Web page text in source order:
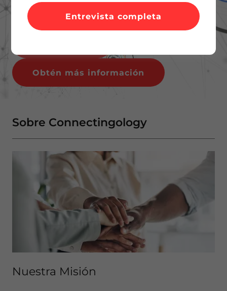
grandes empresas
Obtén más información
Sobre Connectingology
Nuestra Misión
Entrevista completa